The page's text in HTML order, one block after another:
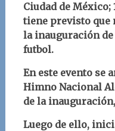
Ciudad de México;
tiene previsto que
la inauguración
futbol.
En este evento se
Himno Nacional
de la
Luego de ello,